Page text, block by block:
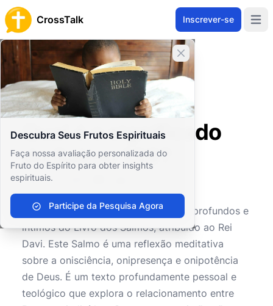
CrossTalk Inscrever-se
Fechar banner
Descubra Seus Frutos Espirituais
Faça nossa avaliação personalizada do
Fruto do Espírito para obter insights
espirituais.
Participe da Pesquisa Agora
Home
Arquivo de Perguntas
Antigo Testamento
Sabedoria e Poesia
Qual é o significado do Salmo 139?
Qual é o significado
do Salmo 139?
0 0 648
Salmo 139é um dos Salmos mais profundos e
íntimos do Livro dos Salmos, atribuído ao Rei
Davi. Este Salmo é uma reflexão meditativa
sobre a onisciência, onipresença e onipotência
de Deus. É um texto profundamente pessoal e
teológico que explora o relacionamento entre